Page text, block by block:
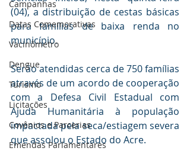
Campanhas
Datas Comemorativas
Vacinômetro
Dengue
Turismo
Licitações
Covênios e Parcerias
Emendas Parlamentares
(04), a distribuição de cestas básicas
para famílias de baixa renda no
município.
Serão atendidas cerca de 750 famílias
através de um acordo de cooperação
com a Defesa Civil Estadual com
Ajuda Humanitária à população
impactada pela seca/estiagem severa
que assolou o Estado do Acre.